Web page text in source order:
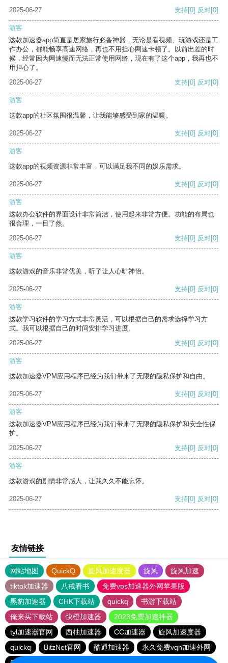
2025-06-27
支持[0] 反对[0]
游客
这款加速器app简直是居家旅行必备神器，无论是看视频、玩游戏还是工
作办公，都能畅享高速网络，再也不用担心网速卡顿了。以前出差的时
候，经常因为网速慢而无法正常使用网络，现在有了这个app，我再也不
用担心了。
2025-06-27
支持[0] 反对[0]
游客
这款app的社区氛围很温馨，让我能够感受到家的温暖。
2025-06-27 支持[0] 反对[0]
游客
这款app的视频资源非常丰富，可以满足我不同的娱乐需求。
2025-06-27 支持[0] 反对[0]
游客
这款办公软件的界面设计非常简洁，使用起来非常方便。功能的布局也
很合理，一目了然。
2025-06-27
支持[0] 反对[0]
游客
这款游戏的音乐非常优美，听了让人心旷神怡。
2025-06-27 支持[0] 反对[0]
游客
这款学习软件的学习方式非常灵活，可以根据自己的需求选择学习方
式。我可以根据自己的时间安排学习进度。
2025-06-27
支持[0] 反对[0]
游客
这款加速器VPM应用程序已经为我们带来了无限的隐私保护和自由。
2025-06-27 支持[0] 反对[0]
游客
这款加速器VPM应用程序已经为我们带来了无限的隐私保护和安全性保
护。
2025-06-27
支持[0] 反对[0]
游客
这款游戏的剧情非常感人，让我久久不能忘怀。
2025-06-27 支持[0] 反对[0]
友情链接
网站地图 QuickQ 旋风加速度器 旋风
旋风加速
tiktok加速器
八戒看书
免费vps加速器外网苹果版
黑豹加速器
CHK下载站 quickq
书游下载站
俺来买下载站
快橙加速器
2023免费加速神器
tyl加速器官网
西柚加速器 CC加速器
旋风加速度器
quickq
BitzNet官网 酷通加速器
永久免费vqn加速外网